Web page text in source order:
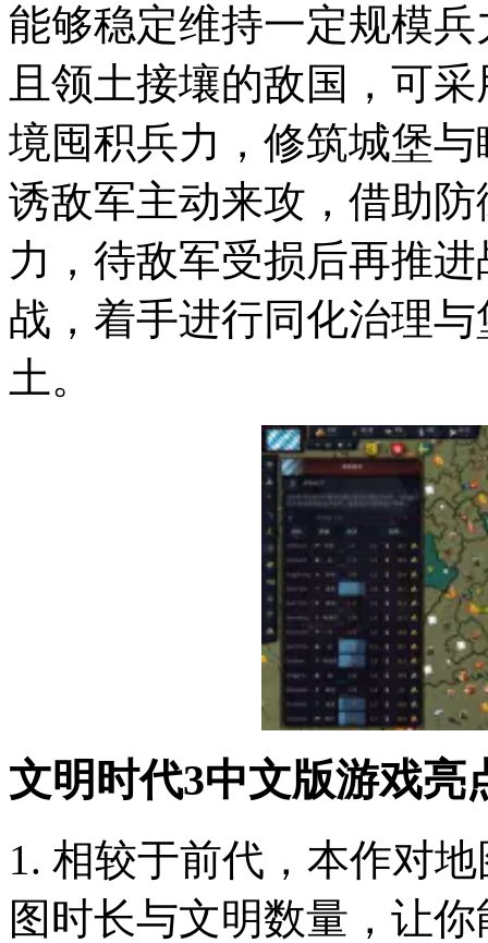
能够稳定维持一定规模
且领土接壤的敌国，可
境囤积兵力，修筑城堡
诱敌军主动来攻，借助
力，待敌军受损后再推
战，着手进行同化治理
土。
文明时代3中文版游戏亮
1. 相较于前代，本作对
图时长与文明数量，让